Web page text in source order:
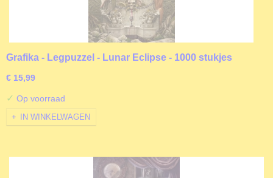
Grafika - Legpuzzel - Lunar Eclipse - 1000 stukjes
€ 15,99
✓ Op voorraad
IN WINKELWAGEN